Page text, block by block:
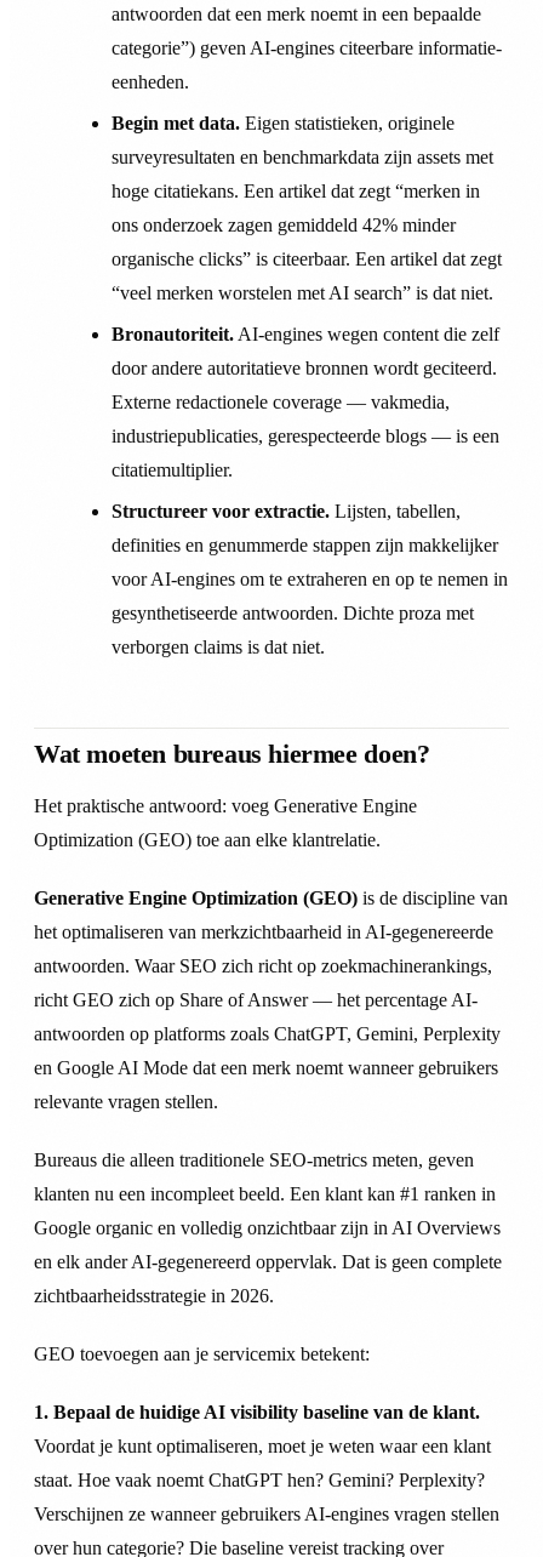
antwoorden dat een merk noemt in een bepaalde
categorie”) geven AI-engines citeerbare informatie-
eenheden.
Begin met data. Eigen statistieken, originele
surveyresultaten en benchmarkdata zijn assets met
hoge citatiekans. Een artikel dat zegt “merken in
ons onderzoek zagen gemiddeld 42% minder
organische clicks” is citeerbaar. Een artikel dat zegt
“veel merken worstelen met AI search” is dat niet.
Bronautoriteit. AI-engines wegen content die zelf
door andere autoritatieve bronnen wordt geciteerd.
Externe redactionele coverage — vakmedia,
industriepublicaties, gerespecteerde blogs — is een
citatiemultiplier.
Structureer voor extractie. Lijsten, tabellen,
definities en genummerde stappen zijn makkelijker
voor AI-engines om te extraheren en op te nemen in
gesynthetiseerde antwoorden. Dichte proza met
verborgen claims is dat niet.
Wat moeten bureaus hiermee doen?
Het praktische antwoord: voeg Generative Engine
Optimization (GEO) toe aan elke klantrelatie.
Generative Engine Optimization (GEO) is de discipline van
het optimaliseren van merkzichtbaarheid in AI-gegenereerde
antwoorden. Waar SEO zich richt op zoekmachinerankings,
richt GEO zich op Share of Answer — het percentage AI-
antwoorden op platforms zoals ChatGPT, Gemini, Perplexity
en Google AI Mode dat een merk noemt wanneer gebruikers
relevante vragen stellen.
Bureaus die alleen traditionele SEO-metrics meten, geven
klanten nu een incompleet beeld. Een klant kan #1 ranken in
Google organic en volledig onzichtbaar zijn in AI Overviews
en elk ander AI-gegenereerd oppervlak. Dat is geen complete
zichtbaarheidsstrategie in 2026.
GEO toevoegen aan je servicemix betekent:
1. Bepaal de huidige AI visibility baseline van de klant.
Voordat je kunt optimaliseren, moet je weten waar een klant
staat. Hoe vaak noemt ChatGPT hen? Gemini? Perplexity?
Verschijnen ze wanneer gebruikers AI-engines vragen stellen
over hun categorie? Die baseline vereist tracking over